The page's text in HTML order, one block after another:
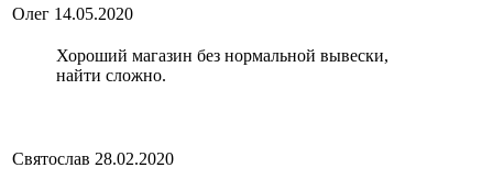
Олег 14.05.2020
Хороший магазин без нормальной вывески,
найти сложно.
Святослав 28.02.2020